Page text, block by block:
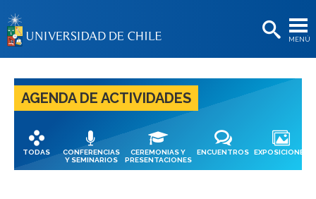
MENÚ
BIBLIOTECAS
Postulantes
Estudiantes
Académicas/os
AGENDA DE ACTIVIDADES
TODAS
CONFERENCIAS
Y SEMINARIOS
CEREMONIAS Y
PRESENTACIONES
ENCUENTROS EXPOSICIONES